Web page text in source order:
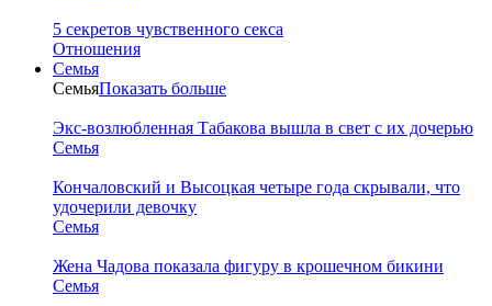
5 секретов чувственного секса
Отношения
Семья
СемьяПоказать больше
Экс-возлюбленная Табакова вышла в свет с их дочерью
Семья
Кончаловский и Высоцкая четыре года скрывали, что
удочерили девочку
Семья
Жена Чадова показала фигуру в крошечном бикини
Семья